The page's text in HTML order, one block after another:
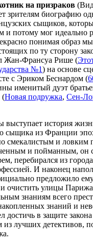
на призраков
зрителям биографию
сыщиков,
и потому мог идеально
понимая образ
по ту сторону
Жан-Франсуа Рише (
№1) на основе
с Эриком Беснардом (
именитый дуэт
(Новая подружка, Сен-
выступает история
сыщика из Франции
смекалистым и ловким
и пойманным, он
перебирался из
И наконец
предложило
и очистить улицы
знаниям всего
знаний и
достичь в защите
из лучших детективов,